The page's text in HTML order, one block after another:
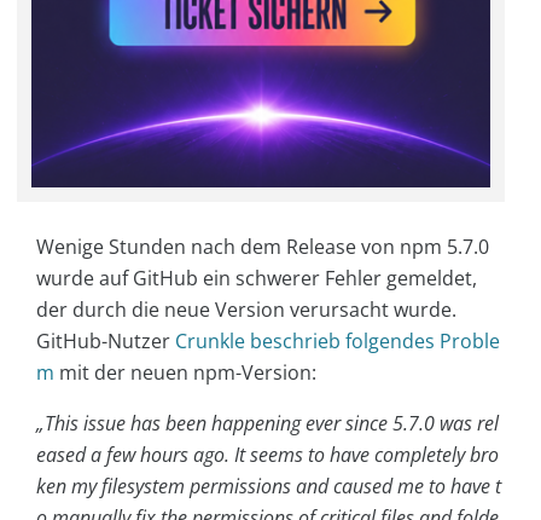
Wenige Stunden nach dem Release von npm 5.7.0
wurde auf GitHub ein schwerer Fehler gemeldet,
der durch die neue Version verursacht wurde.
GitHub-Nutzer Crunkle beschrieb folgendes Proble
m mit der neuen npm-Version:
„This issue has been happening ever since 5.7.0 was rel
eased a few hours ago. It seems to have completely bro
ken my filesystem permissions and caused me to have t